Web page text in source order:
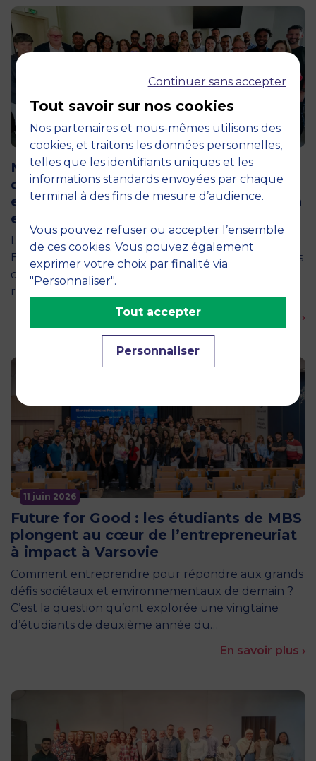
12 juin 2026
MBS accueille les jurys des Trophées
de l’Économie Numérique 2026 : un
engagement au service de l’innovation
en occitanie
La semaine dernière, le campus de MBS School of
Business a ouvert ses portes aux jurys des Trophées
de l'Économie Numérique 2026, une compétition
régionale…
En savoir plus ›
11 juin 2026
Future for Good : les étudiants de MBS
plongent au cœur de l’entrepreneuriat
à impact à Varsovie
Comment entreprendre pour répondre aux grands
défis sociétaux et environnementaux de demain ?
C’est la question qu’ont explorée une vingtaine
d’étudiants de deuxième année du…
En savoir plus ›
Continuer sans accepter
Tout savoir sur nos cookies
Nos partenaires et nous-mêmes utilisons des
cookies, et traitons les données personnelles,
telles que les identifiants uniques et les
informations standards envoyées par chaque
terminal à des fins de mesure d’audience.
Vous pouvez refuser ou accepter l’ensemble
de ces cookies. Vous pouvez également
exprimer votre choix par finalité via
"Personnaliser".
Personnaliser
Tout accepter